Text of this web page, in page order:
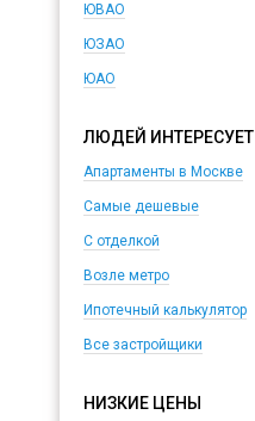
ЮВАО
ЮЗАО
ЮАО
ЛЮДЕЙ ИНТЕРЕСУЕТ
Апартаменты в Москве
Самые дешевые
С отделкой
Возле метро
Ипотечный калькулятор
Все застройщики
НИЗКИЕ ЦЕНЫ